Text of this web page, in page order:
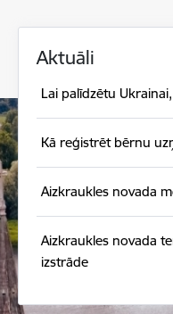
Aktuāli
Lai palīdzētu
Kā reģistrēt bērnu
Aizkraukles novada
Aizkraukles novada
izstrāde